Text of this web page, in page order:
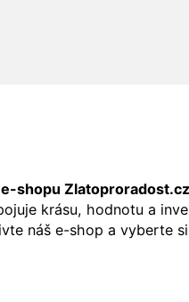
shopu Zlatoproradost.cz
krásu, hodnotu a
náš e-shop a vyberte